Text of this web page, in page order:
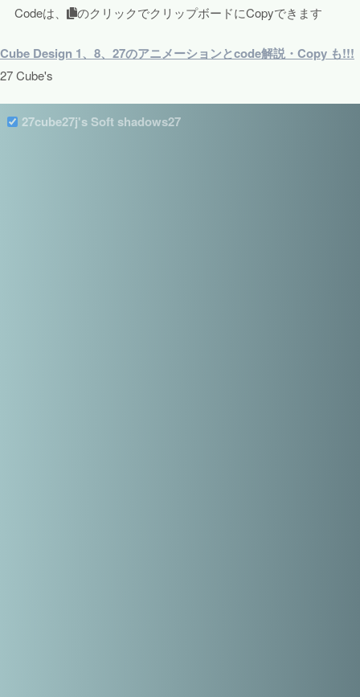
Codeは、 のクリックでクリップボードにCopyできます
Cube Design 1、8、27のアニメーションとcode解説・Copy も!!!
27 Cube's
27cube27j's Soft shadows27